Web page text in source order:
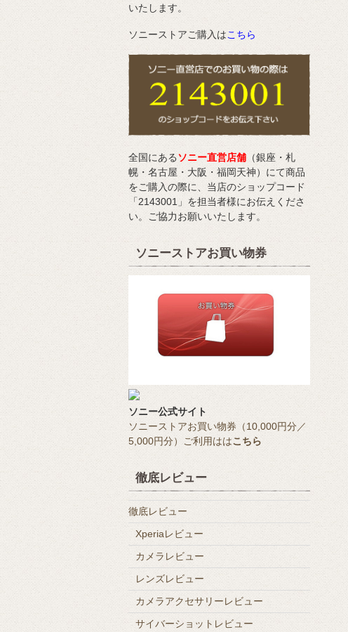
いたします。
ソニーストアご購入はこちら
全国にあるソニー直営店舗 （銀座・札
幌・名古屋・大阪・福岡天神）にて商品
をご購入の際に、当店のショップコード
「2143001」を担当者様にお伝えくださ
い。ご協力お願いいたします。
ソニーストアお買い物券
ソニー公式サイト
ソニーストアお買い物券（10,000円分／
5,000円分）ご利用ははこちら
徹底レビュー
徹底レビュー
Xperiaレビュー
カメラレビュー
レンズレビュー
カメラアクセサリーレビュー
サイバーショットレビュー